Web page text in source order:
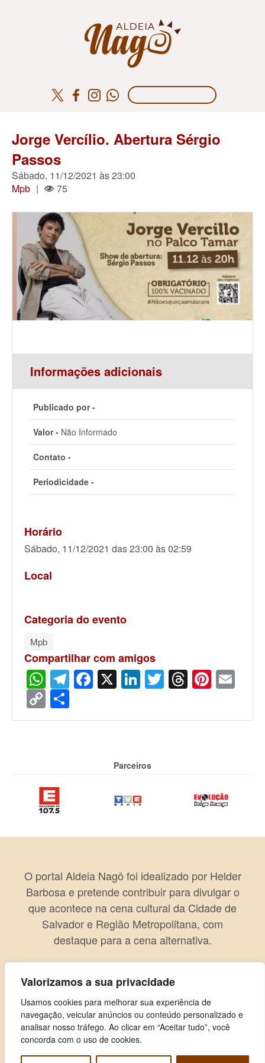
Valorizamos a sua privacidade
Usamos cookies para melhorar sua experiência de
navegação, veicular anúncios ou conteúdo personalizado e
analisar nosso tráfego. Ao clicar em “Aceitar tudo”, você
concorda com o uso de cookies.
Jorge Vercílio. Abertura Sérgio
Passos
Sábado, 11/12/2021 às 23:00
Mpb | 75
Informações adicionais
Publicado por -
Valor - Não Informado
Contato -
Periodicidade -
Horário
Sábado, 11/12/2021 das 23:00 às 02:59
Local
Categoria do evento
Mpb
Compartilhar com amigos
WhatsApp
Telegram
Facebook
X LinkedIn
Twitter
Threads
Copy
Link
Parceiros
O portal Aldeia Nagô foi idealizado por Helder
Barbosa e pretende contribuir para divulgar o
que acontece na cena cultural da Cidade de
Salvador e Região Metropolitana, com
destaque para a cena alternativa.